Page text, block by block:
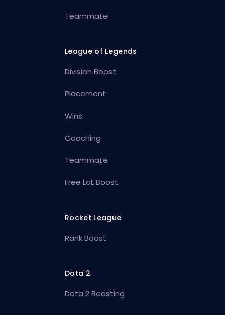
Teammate
League of Legends
Division Boost
Placement
Wins
Coaching
Teammate
Free LoL Boost
Rocket League
Rank Boost
Dota 2
Dota 2 Boosting